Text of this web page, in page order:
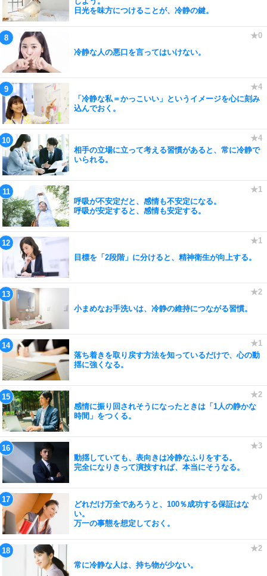
日光を味方につけることが、冷静の鍵。
冷静な人の悪口を言ってはいけない。
「冷静な私＝かっこいい」というイメージを心に刻み
込んでおく。
相手の立場に立って考える習慣があると、常に冷静で
いられる。
呼吸が不安定だと、感情も不安定になる。
呼吸が安定すると、感情も安定する。
目標を「2段階」に分けると、精神衛生が向上する。
小まめなお手洗いは、冷静の維持につながる習慣。
落ち着きを取り戻す方法を知っているだけで、心の動
揺に強くなる。
感情に振り回されそうになったときは「1人の静かな
時間」をつくる。
動揺していても、表向きは冷静なふりをする。
完全になりきって演技すれば、本当にそうなる。
どれだけ万全であろうと、100％成功する保証はな
い。
万一の事態を想定しておく。
常に冷静な人は、持ち物が少ない。